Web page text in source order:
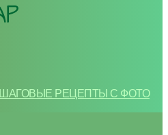
РЕЦЕПТЫ С ФОТО